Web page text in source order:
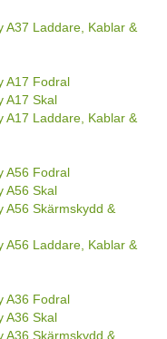
A37 Laddare, Kablar &
A17 Fodral
A17 Skal
A17 Laddare, Kablar &
A56 Fodral
A56 Skal
A56 Skärmskydd &
A56 Laddare, Kablar &
A36 Fodral
A36 Skal
A36 Skärmskydd &